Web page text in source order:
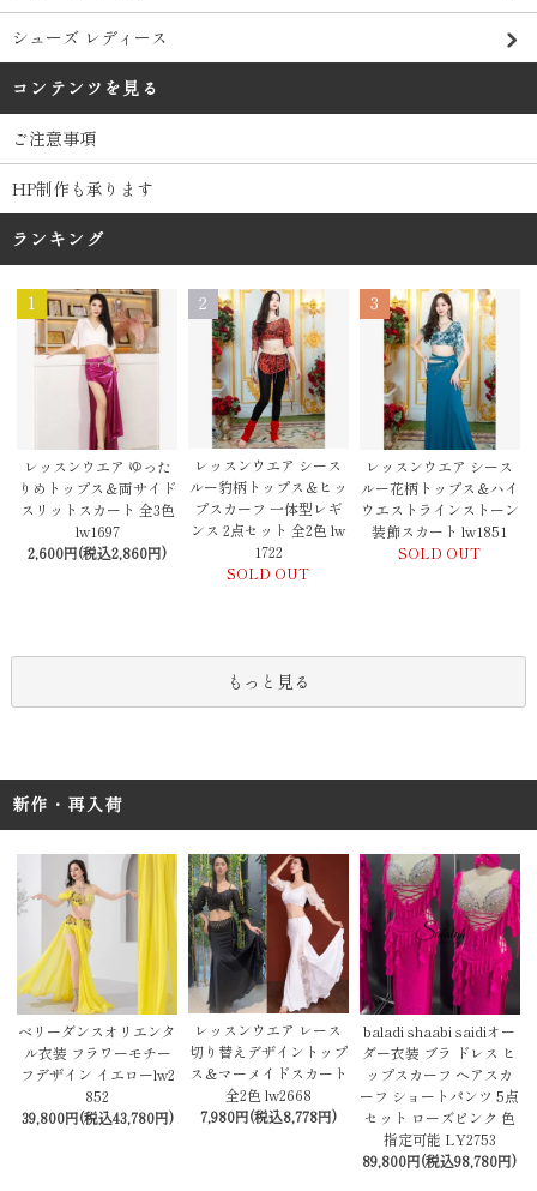
シューズ レディース
コンテンツを見る
ご注意事項
HP制作も承ります
ランキング
1
レッスンウエア ゆった
りめトップス＆両サイド
スリットスカート 全3色
lw1697
2,600円(税込2,860円)
2
レッスンウエア シース
ルー豹柄トップス＆ヒッ
プスカーフ 一体型レギ
ンス 2点セット 全2色 lw
1722
SOLD OUT
3
レッスンウエア シース
ルー花柄トップス＆ハイ
ウエストラインストーン
装飾スカート lw1851
SOLD OUT
もっと見る
新作・再入荷
ベリーダンスオリエンタ
ル衣装 フラワーモチー
フデザイン イエローlw2
852
39,800円(税込43,780円)
レッスンウエア レース
切り替えデザイントップ
ス＆マーメイドスカート
全2色 lw2668
7,980円(税込8,778円)
baladi shaabi saidiオー
ダー衣装 ブラ ドレス ヒ
ップスカーフ ヘアスカ
ーフ ショートパンツ 5点
セット ローズピンク 色
指定可能 LY2753
89,800円(税込98,780円)